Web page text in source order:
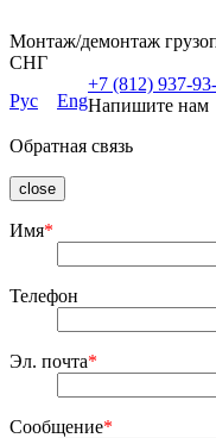
Монтаж/демонтаж
СНГ
Рус
Eng
+7 (812) 937-
Напишите нам
Обратная связь
close
Имя*
Телефон
Эл. почта*
Сообщение*